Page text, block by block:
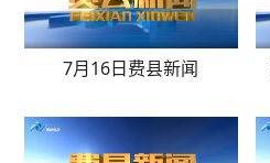
7月16日费县新闻